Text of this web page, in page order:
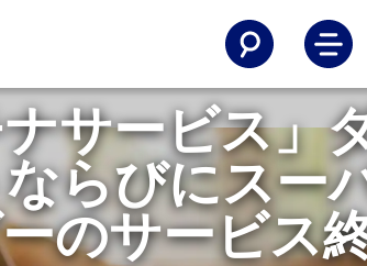
サービス」
らびにスー
のサービス